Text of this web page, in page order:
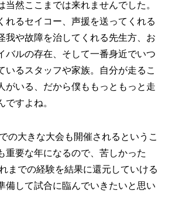
当然ここまでは来れませんでした。
れるセイコー、声援を送ってくれる
我や故障を治してくれる先生方、お
バルの存在、そして一番身近でいつ
いるスタッフや家族。自分が走るこ
がいる、だから僕ももっともっと走
ですよね。
の大きな大会も開催されるというこ
重要な年になるので、苦しかった
までの経験を結果に還元していける
備して試合に臨んでいきたいと思い